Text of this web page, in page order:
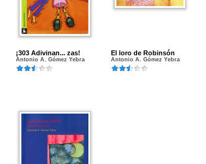
¡303 Adivinan... zas!
Antonio A. Gómez Yebra
El loro de Robinsón
Antonio A. Gómez Yebra